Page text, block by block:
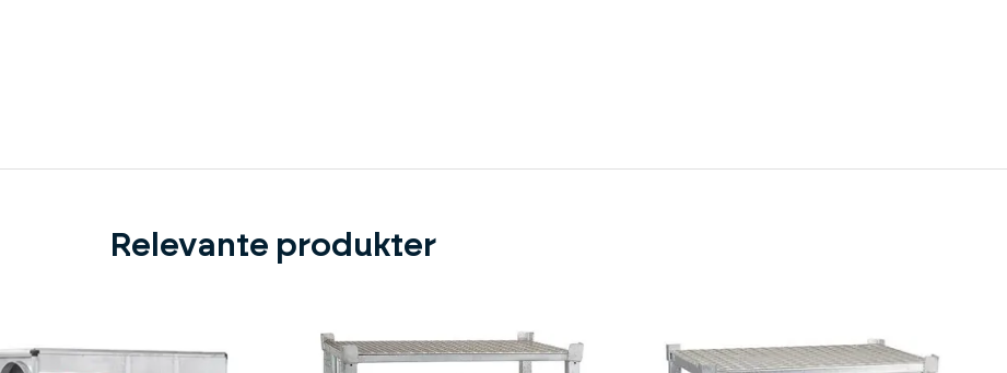
Relevante produkter